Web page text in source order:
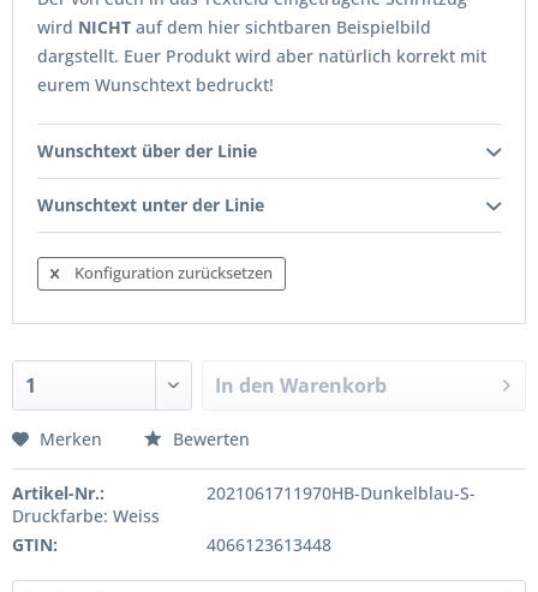
wird NICHT auf dem hier sichtbaren Beispielbild
dargstellt. Euer Produkt wird aber natürlich korrekt mit
eurem Wunschtext bedruckt!
Wunschtext über der Linie
Wunschtext unter der Linie
Konfiguration zurücksetzen
In den Warenkorb
Merken Bewerten
Artikel-Nr.:
2021061711970HB-Dunkelblau-S-
Druckfarbe: Weiss
GTIN:
4066123613448